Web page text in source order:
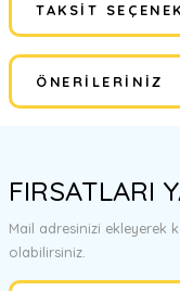
Bu
TAKSIT
ÖNERILERINIZ
tarafımıza iletebilirsiniz.
Görüş ve önerileriniz
Ürün resmi kalitesiz,
FIRSATLARI
Mail adresinizi ekleyerek
olabilirsiniz.